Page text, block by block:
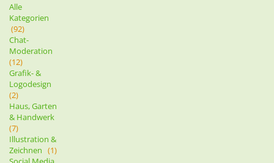
Alle
Kategorien
(92)
Chat-
Moderation
(12)
Grafik- &
Logodesign
(2)
Haus, Garten
& Handwerk
(7)
Illustration &
Zeichnen (1)